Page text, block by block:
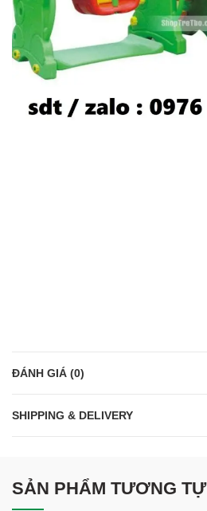
ĐÁNH GIÁ (0)
SHIPPING & DELIVERY
SẢN PHẨM TƯƠNG TỰ